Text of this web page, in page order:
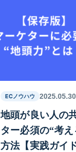
ECノウハウ 2025.05.30
地頭が良い人の
ター必須の“考
方法【実践ガイド